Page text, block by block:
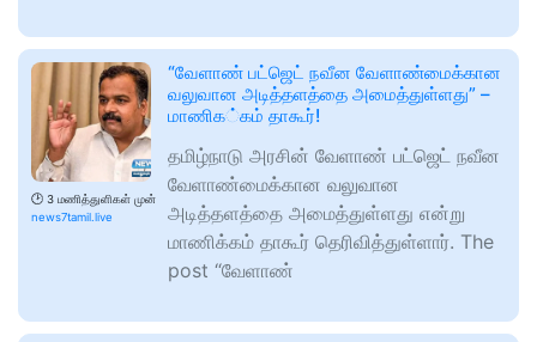
🕑 3 மணித்துளிகள் முன்
news7tamil.live
“வேளாண் பட்ஜெட் நவீன வேளாண்மைக்கான
வலுவான அடித்தளத்தை அமைத்துள்ளது” –
மாணிக்கம் தாகூர்!
தமிழ்நாடு அரசின் வேளாண் பட்ஜெட் நவீன
வேளாண்மைக்கான வலுவான
அடித்தளத்தை அமைத்துள்ளது என்று
மாணிக்கம் தாகூர் தெரிவித்துள்ளார். The
post “வேளாண்